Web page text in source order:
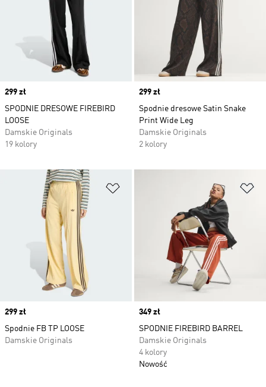
Price
299 zł
SPODNIE DRESOWE FIREBIRD
LOOSE
Damskie Originals
19 kolory
Price
299 zł
Spodnie dresowe Satin Snake
Print Wide Leg
Damskie Originals
2 kolory
Price
299 zł
Spodnie FB TP LOOSE
Damskie Originals
Price
349 zł
SPODNIE FIREBIRD BARREL
Damskie Originals
4 kolory
Nowość